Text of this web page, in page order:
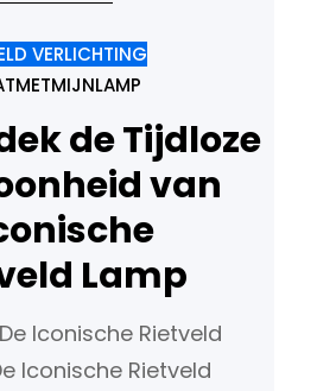
van de 20e eeuw,
in hun eenvoud en
Rietveld staat
om zijn minimalistische
van design en zijn
om vorm en functie
integreren. Een…
VERLICHTING
de Tijdloze
van
Lamp
Iconische Rietveld
Iconische Rietveld